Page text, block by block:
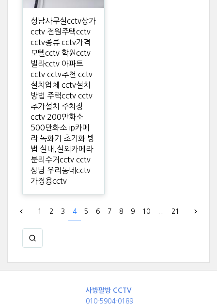
성남사무실cctv상가
cctv 전원주택cctv
cctv종류 cctv가격
모텔cctv 학원cctv
빌라cctv 아파트
cctv cctv추천 cctv
설치업체 cctv설치
방법 주택cctv cctv
추가설치 주차장
cctv 200만화소
500만화소 ip카메
라 녹화기 초기화 방
법 실내,실외카메라
분리수거cctv cctv
상담 우리동네cctv
가정용cctv
1 2 3 4 5 6 7 8 9 10 21
사방팔방 CCTV
010-5904-0189